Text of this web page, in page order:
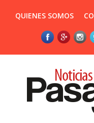
QUIENES SOMOS